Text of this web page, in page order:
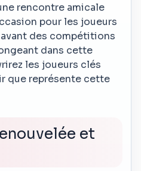
rencontre amicale
pour les joueurs
des compétitions
dans cette
les joueurs clés
que représente cette
et